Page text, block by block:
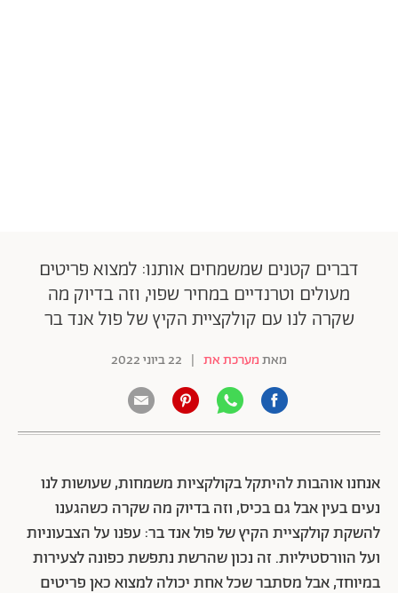
דברים קטנים שמשמחים אותנו: למצוא פריטים
מעולים וטרנדיים במחיר שפוי, וזה בדיוק מה
שקרה לנו עם קולקציית הקיץ של פול אנד בר
מאתמערכת את | 22 ביוני 2022
אנחנו אוהבות להיתקל בקולקציות משמחות, שעושות לנו
נעים בעין אבל גם בכיס, וזה בדיוק מה שקרה כשהגענו
להשקת קולקציית הקיץ של פול אנד בר: עפנו על הצבעוניות
ועל הוורסטיליות. זה נכון שהרשת נתפשת כפונה לצעירות
במיוחד, אבל מסתבר שכל אחת יכולה למצוא כאן פריטים